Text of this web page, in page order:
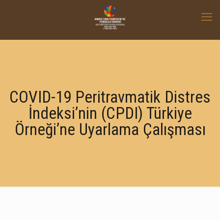
COVID-19 Peritravmatik Distres
İndeksi’nin (CPDI) Türkiye
Örneği’ne Uyarlama Çalışması